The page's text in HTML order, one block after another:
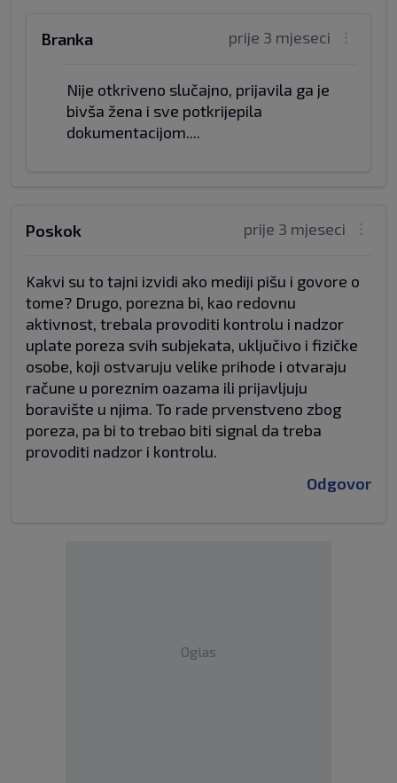
prije 3 mjeseci
Branka
Nije otkriveno slučajno, prijavila ga je
bivša žena i sve potkrijepila
dokumentacijom....
prije 3 mjeseci
Poskok
Kakvi su to tajni izvidi ako mediji pišu i govore o
tome? Drugo, porezna bi, kao redovnu
aktivnost, trebala provoditi kontrolu i nadzor
uplate poreza svih subjekata, uključivo i fizičke
osobe, koji ostvaruju velike prihode i otvaraju
račune u poreznim oazama ili prijavljuju
boravište u njima. To rade prvenstveno zbog
poreza, pa bi to trebao biti signal da treba
provoditi nadzor i kontrolu.
Odgovor
Oglas